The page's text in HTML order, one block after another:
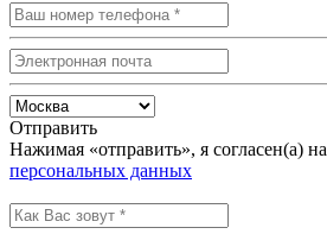
Отправить
Нажимая «отправить», я согласен(а) на
персональных данных